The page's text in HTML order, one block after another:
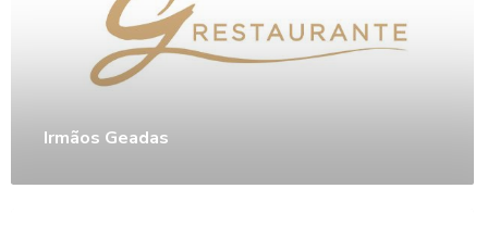
Irmãos Geadas